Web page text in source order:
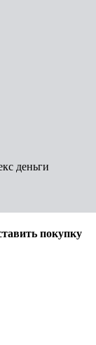
покупку